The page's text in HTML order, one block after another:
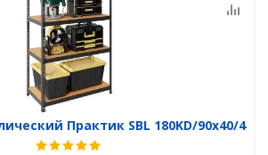
Практик SBL 180KD/90x40/4